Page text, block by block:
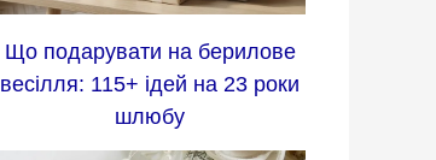
Що подарувати на берилове
весілля: 115+ ідей на 23 роки
шлюбу